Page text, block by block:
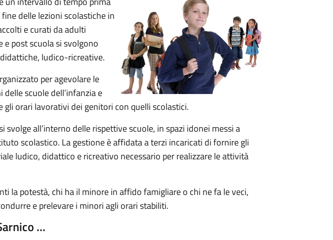
delle lezioni scolastiche in
e curati da adulti
e post scuola si svolgono
ludico-ricreative.
per agevolare le
scuole dell’infanzia e
gli orari lavorativi dei genitori con quelli scolastici.
svolge all’interno delle rispettive scuole, in spazi idonei messi a
scolastico. La gestione è affidata a terzi incaricati di fornire gli
ludico, didattico e ricreativo necessario per realizzare le attività
la potestà, chi ha il minore in affido famigliare o chi ne fa le veci,
e prelevare i minori agli orari stabiliti.
…